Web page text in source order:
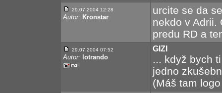
29.07.2004 12:28
Autor: Kronstar
urcite se da
nekdo v Adrii.
predu RD a
29.07.2004 07:52
Autor: lotrando
GIZI
... když bych
jedno
(Máš tam